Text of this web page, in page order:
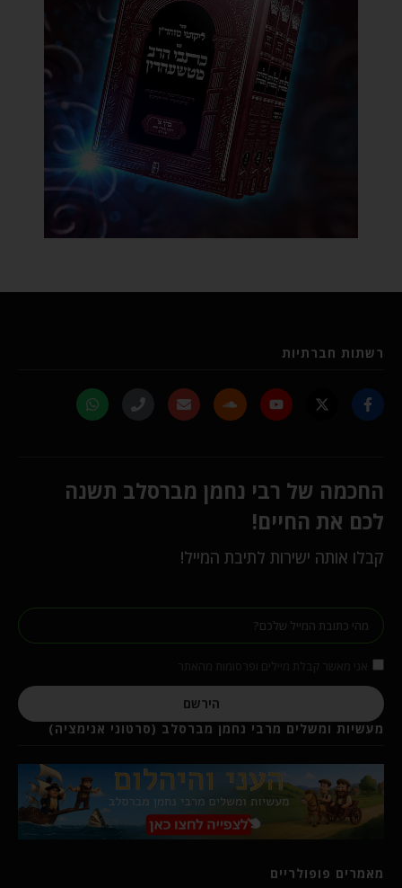
רשתות חברתיות
החכמה של רבי נחמן מברסלב תשנה
לכם את החיים!
קבלו אותה ישירות לתיבת המייל!
הירשם
מעשיות ומשלים מרבי נחמן מברסלב (סרטוני אנימציה)
מאמרים פופולריים